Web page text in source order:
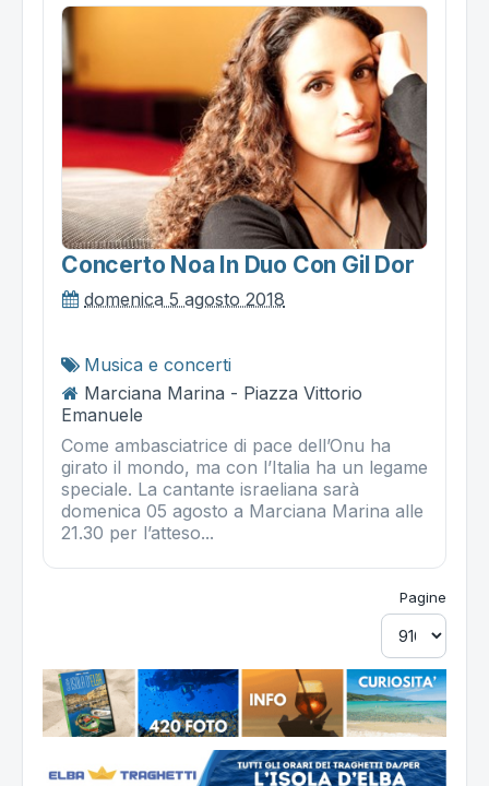
Concerto Noa In Duo Con Gil Dor
domenica 5 agosto 2018
Musica e concerti
Marciana Marina - Piazza Vittorio
Emanuele
Come ambasciatrice di pace dell’Onu ha
girato il mondo, ma con l’Italia ha un legame
speciale. La cantante israeliana sarà
domenica 05 agosto a Marciana Marina alle
21.30 per l’atteso...
Pagine